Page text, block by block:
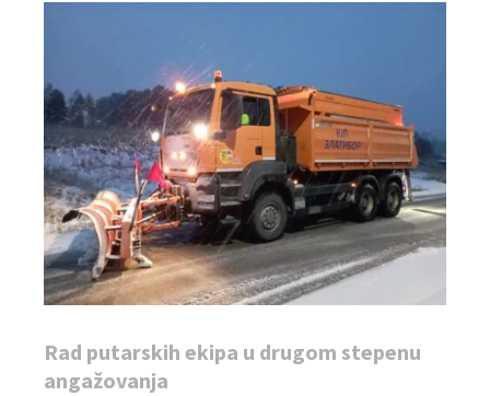
Rad putarskih ekipa u drugom stepenu
angažovanja